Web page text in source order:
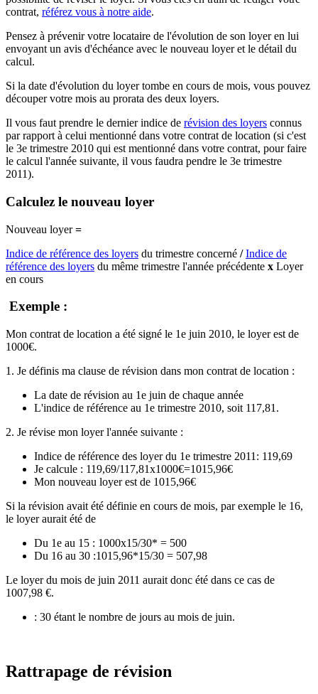
contrat, référez vous à notre aide.
Pensez à prévenir votre locataire de l'évolution de son loyer en lui
envoyant un avis d'échéance avec le nouveau loyer et le détail du
calcul.
Si la date d'évolution du loyer tombe en cours de mois, vous pouvez
découper votre mois au prorata des deux loyers.
Il vous faut prendre le dernier indice de révision des loyers connus
par rapport à celui mentionné dans votre contrat de location (si c'est
le 3e trimestre 2010 qui est mentionné dans votre contrat, pour faire
le calcul l'année suivante, il vous faudra pendre le 3e trimestre
2011).
Calculez le nouveau loyer
Nouveau loyer=
Indice de référence des loyers du trimestre concerné /Indice de
référence des loyers du même trimestre l'année précédente x Loyer
en cours
Exemple :
Mon contrat de location a été signé le 1e juin 2010, le loyer est de
1000€.
1. Je définis ma clause de révision dans mon contrat de location :
La date de révision au 1e juin de chaque année
L'indice de référence au 1e trimestre 2010, soit 117,81.
2. Je révise mon loyer l'année suivante :
Indice de référence des loyer du 1e trimestre 2011: 119,69
Je calcule : 119,69/117,81x1000€=1015,96€
Mon nouveau loyer est de 1015,96€
Si la révision avait été définie en cours de mois, par exemple le 16,
le loyer aurait été de
Du 1e au 15 : 1000x15/30* = 500
Du 16 au 30 :1015,96*15/30 = 507,98
Le loyer du mois de juin 2011 aurait donc été dans ce cas de
1007,98 €.
: 30 étant le nombre de jours au mois de juin.
Rattrapage de révision